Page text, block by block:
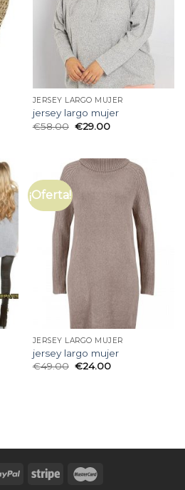
JERSEY LARGO MUJER
jersey largo mujer
€58.00 €29.00
¡Oferta!
JERSEY LARGO MUJER
jersey largo mujer
€49.00 €24.00